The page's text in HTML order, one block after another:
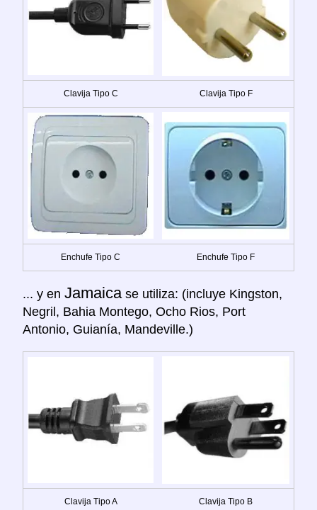
Clavija Tipo C Clavija Tipo F
Enchufe Tipo C Enchufe Tipo F
... y en Jamaica se utiliza: (incluye Kingston,
Negril, Bahia Montego, Ocho Rios, Port
Antonio, Guianía, Mandeville.)
Clavija Tipo A Clavija Tipo B